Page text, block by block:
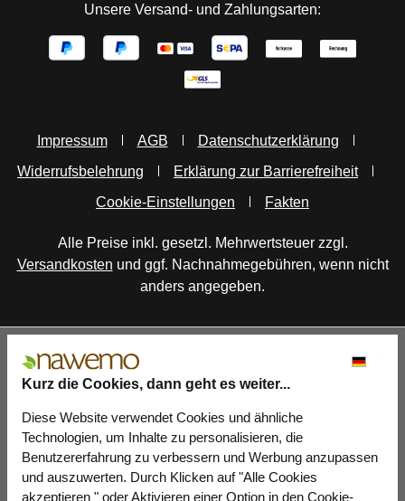
Kurz die Cookies, dann geht es weiter...
Diese Website verwendet Cookies und ähnliche
Technologien, um Inhalte zu personalisieren, die
Benutzererfahrung zu verbessern und Werbung anzupassen
und auszuwerten. Durch Klicken auf "Alle Cookies
akzeptieren " oder Aktivieren einer Option in den Cookie-
Unsere Versand- und Zahlungsarten:
Impressum AGB
Datenschutzerklärung
Widerrufsbelehrung
Erklärung zur Barrierefreiheit
Cookie-Einstellungen
Fakten
Alle Preise inkl. gesetzl. Mehrwertsteuer zzgl.
Versandkosten und ggf. Nachnahmegebühren, wenn nicht
anders angegeben.